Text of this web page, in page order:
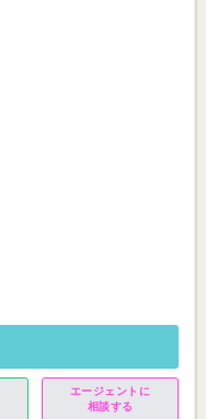
エージェントに
相談する